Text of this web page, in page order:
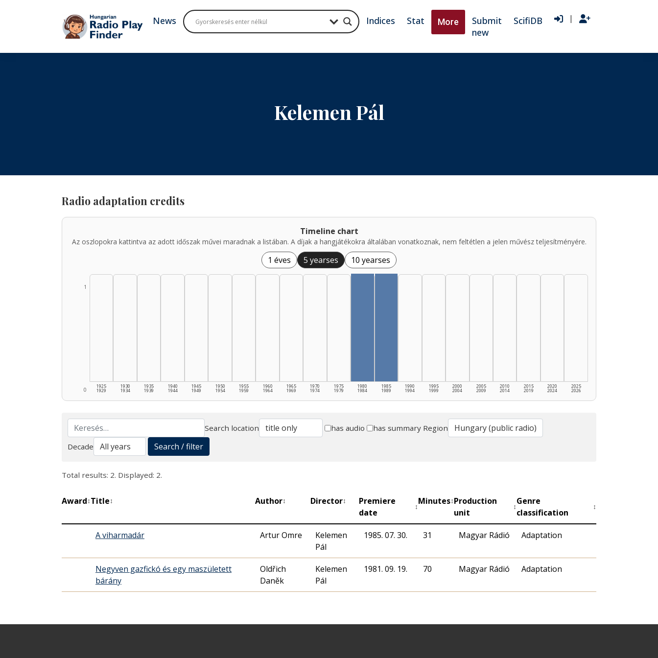
News Indices Stat More
Submit
new
ScifiDB |
Kelemen Pál
Radio adaptation credits
Timeline chart
Az oszlopokra kattintva az adott időszak művei maradnak a listában. A díjak a hangjátékokra általában vonatkoznak, nem feltétlen a jelen művész teljesítményére.
1 éves 5 yearses 10 yearses
0
1
1925
1929
1930
1934
1935
1939
1940
1944
1945
1949
1950
1954
1955
1959
1960
1964
1965
1969
1970
1974
1975
1979
1980
1984
1985
1989
1990
1994
1995
1999
2000
2004
2005
2009
2010
2014
2015
2019
2020
2024
2025
2026
Search
Search location has audio has summary Region
Decade
Search / filter
Total results: 2. Displayed: 2.
Award↕Title↕ Author↕ Director↕
Premiere
date
↕
Minutes↕Production
unit
↕
Genre
classification
↕
A viharmadár Artur Omre
Kelemen
Pál
1985. 07. 30. 31 Magyar Rádió Adaptation
Negyven gazfickó és egy maszületett
bárány
Oldřich
Daněk
Kelemen
Pál
1981. 09. 19. 70 Magyar Rádió Adaptation